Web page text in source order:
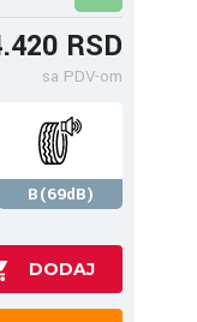
RSD
sa PDV-om
B(69dB)